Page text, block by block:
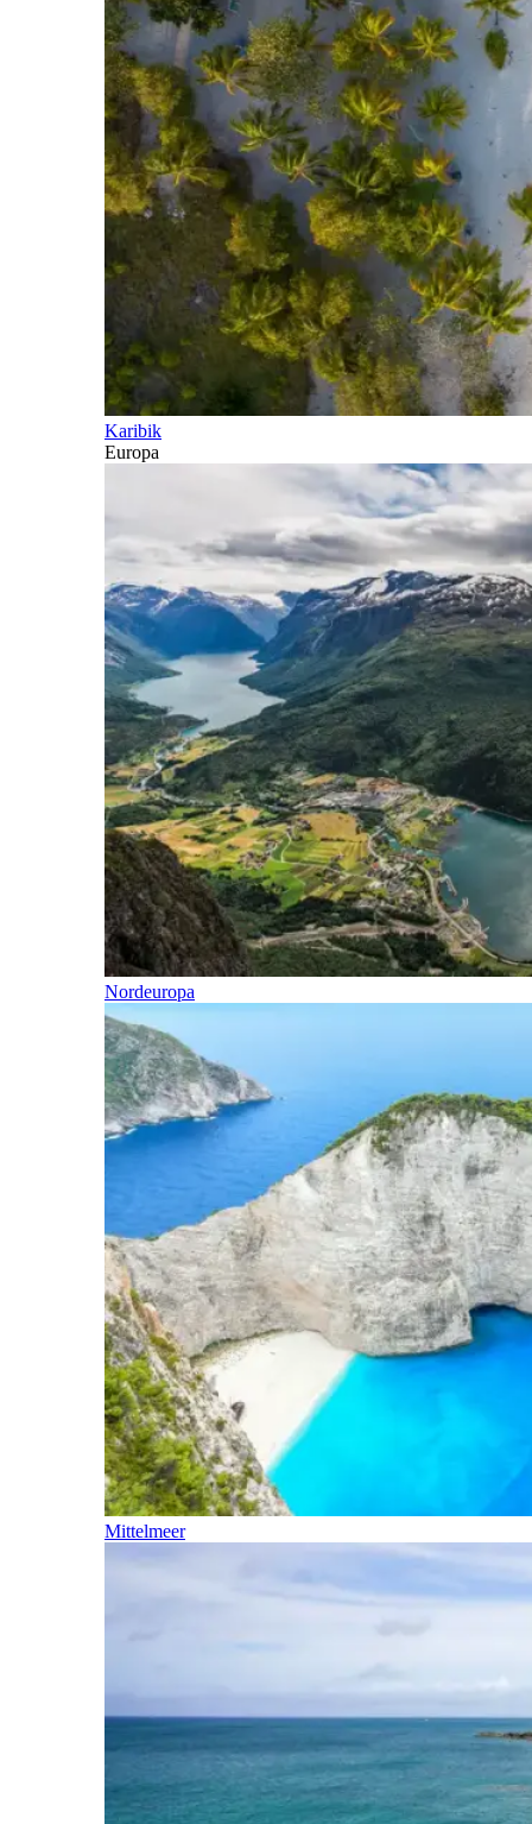
Karibik
Europa
Nordeuropa
Mittelmeer